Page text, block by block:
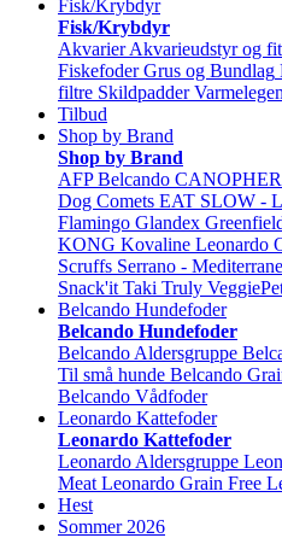
Fisk/Krybdyr
Fisk/Krybdyr
Akvarier Akvarieudstyr og
Fiskefoder Grus og Bundlag
filtre Skildpadder
Tilbud
Shop by Brand
Shop by Brand
AFP Belcando
Dog Comets EAT SLOW -
Flamingo Glandex
KONG Kovaline Leonardo
Scruffs Serrano -
Snack'it Taki Truly
Belcando Hundefoder
Belcando Hundefoder
Belcando Aldersgruppe
Til små hunde Belcando
Belcando Vådfoder
Leonardo Kattefoder
Leonardo Kattefoder
Leonardo Aldersgruppe
Meat Leonardo Grain Free
Hest
Sommer 2026